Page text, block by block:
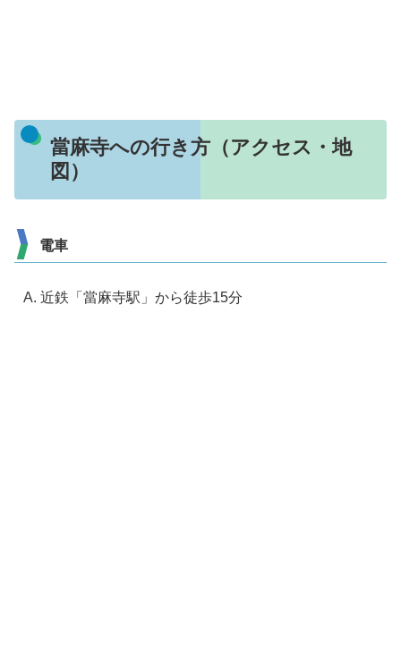
當麻寺への行き方（アクセス・地
図）
電車
近鉄「當麻寺駅」から徒歩15分